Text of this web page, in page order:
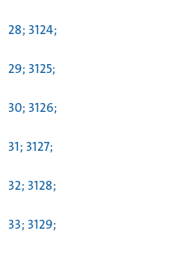
28; 3124;
29; 3125;
30; 3126;
31; 3127;
32; 3128;
33; 3129;